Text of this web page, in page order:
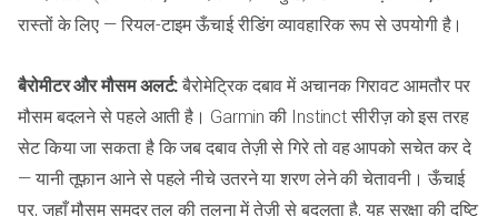
रास्तों के लिए — रियल-टाइम ऊँचाई रीडिंग व्यावहारिक रूप से उपयोगी है।
बैरोमीटर और मौसम अलर्ट: बैरोमेट्रिक दबाव में अचानक गिरावट आमतौर पर
मौसम बदलने से पहले आती है। Garmin की Instinct सीरीज़ को इस तरह
सेट किया जा सकता है कि जब दबाव तेज़ी से गिरे तो वह आपको सचेत कर दे
— यानी तूफ़ान आने से पहले नीचे उतरने या शरण लेने की चेतावनी। ऊँचाई
पर, जहाँ मौसम समुद्र तल की तुलना में तेज़ी से बदलता है, यह सुरक्षा की दृष्टि